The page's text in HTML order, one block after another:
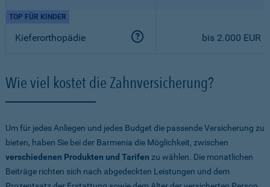
TOP FÜR KINDER
Kieferorthopädie bis 2.000 EUR
Wie viel kostet die Zahnversicherung?
Um für jedes Anliegen und jedes Budget die passende Versicherung zu
bieten, haben Sie bei der Barmenia die Möglichkeit, zwischen
verschiedenen Produkten und Tarifen zu wählen. Die monatlichen
Beiträge richten sich nach abgedeckten Leistungen und dem